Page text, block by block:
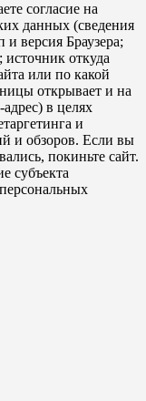
согласие на
данных (сведения
версия Браузера;
источник откуда
или по какой
открывает и на
в целях
и
и обзоров. Если вы
покиньте сайт.
субъекта